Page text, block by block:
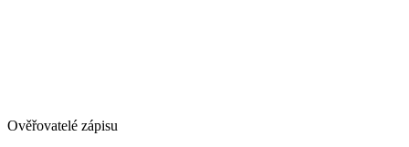
Ověřovatelé zápisu